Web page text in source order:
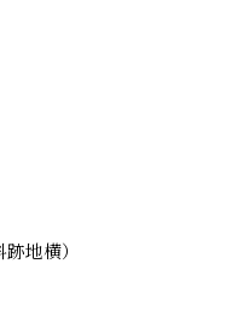
地横）